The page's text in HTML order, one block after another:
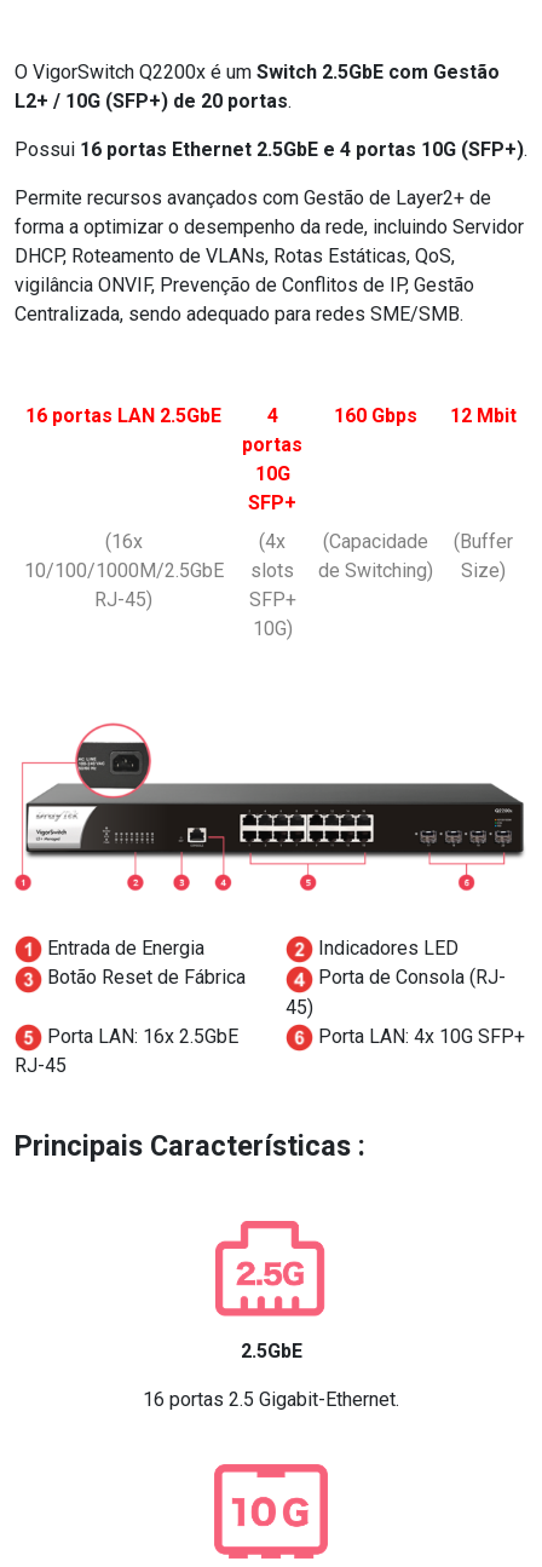
O VigorSwitch Q2200x é um Switch 2.5GbE com Gestão
L2+ / 10G (SFP+) de 20 portas.
Possui 16 portas Ethernet 2.5GbE e 4 portas 10G (SFP+).
Permite recursos avançados com Gestão de Layer2+ de
forma a optimizar o desempenho da rede, incluindo Servidor
DHCP, Roteamento de VLANs, Rotas Estáticas, QoS,
vigilância ONVIF, Prevenção de Conflitos de IP, Gestão
Centralizada, sendo adequado para redes SME/SMB.
16 portas LAN 2.5GbE
4
portas
10G
SFP+
160 Gbps 12 Mbit
(16x
10/100/1000M/2.5GbE
RJ-45)
(4x
slots
SFP+
10G)
(Capacidade
de Switching)
(Buffer
Size)
Entrada de Energia
Indicadores LED
Botão Reset de Fábrica
Porta de Consola (RJ-
45)
Porta LAN: 16x 2.5GbE
RJ-45
Porta LAN: 4x 10G SFP+
Principais Características :
2.5GbE
16 portas 2.5 Gigabit-Ethernet.